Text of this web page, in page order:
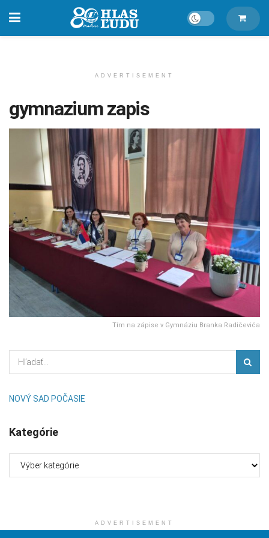
ADVERTISEMENT
gymnazium zapis
Tím na zápise v Gymnáziu Branka Radičevića
NOVÝ SAD POČASIE
Kategórie
ADVERTISEMENT